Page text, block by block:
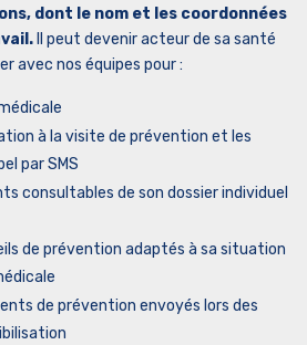
dont le nom et les coordonnées
Il peut devenir acteur de sa santé
avec nos équipes pour :
à la visite de prévention et les
par SMS
consultables de son dossier individuel
de prévention adaptés à sa situation
de prévention envoyés lors des